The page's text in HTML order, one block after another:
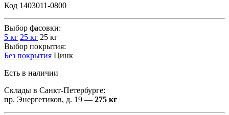
Код 1403011-0800
Выбор фасовки:
5 кг 25 кг 25 кг
Выбор покрытия:
Без покрытия Цинк
Есть в наличии
Склады в Санкт-Петербурге:
пр. Энергетиков, д. 19 — 275 кг